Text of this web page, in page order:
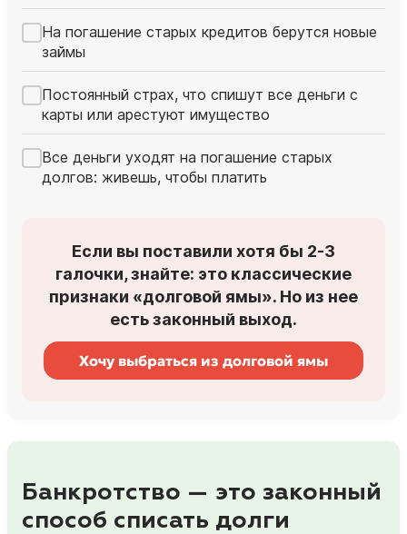
На погашение старых кредитов берутся новые
займы
Постоянный страх, что спишут все деньги с
карты или арестуют имущество
Все деньги уходят на погашение старых
долгов: живешь, чтобы платить
Если вы поставили хотя бы 2-3
галочки, знайте: это классические
признаки «долговой ямы». Но из нее
есть законный выход.
Хочу выбраться из долговой ямы
Банкротство — это законный
способ списать долги